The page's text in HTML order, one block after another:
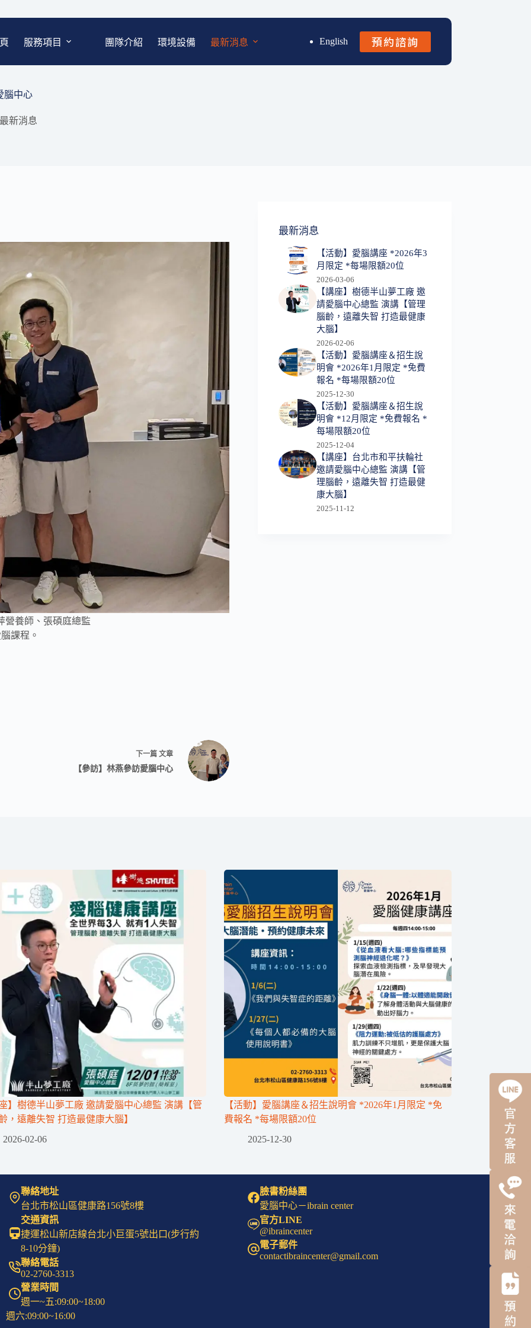
服務項目 團隊介紹 環境設備 最新消息 English 預約諮詢
腦中心
最新消息
營養師、張碩庭總監
課程。
下一篇 文章
【參訪】林燕參訪愛腦中心
最新消息
【活動】愛腦講座 *2026年3
月限定 *每場限額20位
2026-03-06
【講座】樹德半山夢工廠 邀
請愛腦中心總監 演講【管理
腦齡，遠離失智 打造最健康
大腦】
2026-02-06
【活動】愛腦講座＆招生說
明會 *2026年1月限定 *免費
報名 *每場限額20位
2025-12-30
【活動】愛腦講座＆招生說
明會 *12月限定 *免費報名 *
每場限額20位
2025-12-04
【講座】台北市和平扶輪社
邀請愛腦中心總監 演講【管
理腦齡，遠離失智 打造最健
康大腦】
2025-11-12
】樹德半山夢工廠 邀請愛腦中心總監 演講【管
，遠離失智 打造最健康大腦】
2026-02-06
【活動】愛腦講座＆招生說明會 *2026年1月限定 *免
費報名 *每場限額20位
2025-12-30
聯絡地址
台北市松山區健康路156號8樓
交通資訊
捷運松山新店線台北小巨蛋5號出口(步行約
8-10分鐘)
聯絡電話
02-2760-3313
營業時間
週一~五:09:00~18:00
週六:09:00~16:00
臉書粉絲團
愛腦中心－ibrain center
官方LINE
@ibraincenter
電子郵件
contactibraincenter@gmail.com